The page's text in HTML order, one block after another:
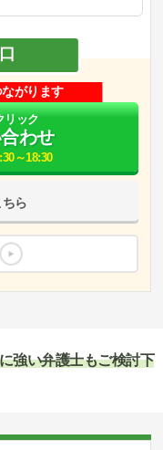
ら
ながります
リック
わせ
～18:30
強い弁護士もご検討下